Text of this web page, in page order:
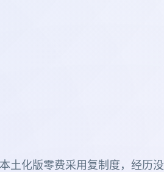
土化版零费采用复制度，经历没